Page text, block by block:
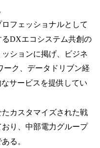
フェッショナルとして
DXエコシステム共創の
ションに掲げ、ビジネ
ク、データドリブン経
サービスを提供してい
カスタマイズされた戦
り、中部電力グループ
る。